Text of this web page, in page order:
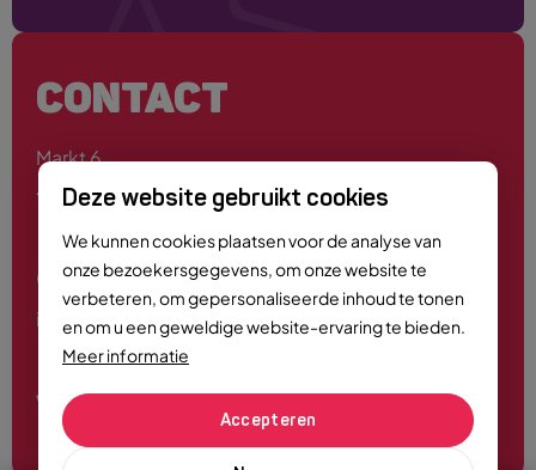
Deze website gebruikt cookies
We kunnen cookies plaatsen voor de analyse van
onze bezoekersgegevens, om onze website te
verbeteren, om gepersonaliseerde inhoud te tonen
en om u een geweldige website-ervaring te bieden.
Meer informatie
Accepteren
CONTACT
Markt 6
4701 PE Roosendaal
0165 - 55 44 00
info@roosendaalcitymarketing.nl
Volg ons